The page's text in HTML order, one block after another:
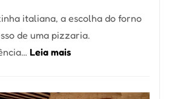
italiana, a escolha do forno
de uma pizzaria.
Leia mais: